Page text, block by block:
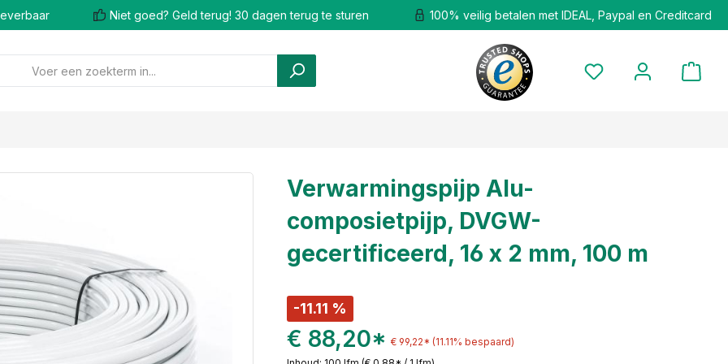
Niet goed? Geld terug! 30 dagen terug te sturen 100% veilig betalen met IDEAL, Paypal en Creditcard
Verwarmingspijp Alu-
composietpijp, DVGW-
gecertificeerd, 16 x 2 mm, 100 m
-11.11 %
€ 88,20* € 99,22* (11.11% bespaard)